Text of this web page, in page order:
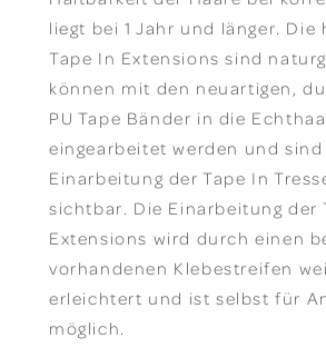
liegt bei 1 Jahr und länger. Die
Tape In Extensions sind
können mit den neuartigen,
PU Tape Bänder in die
eingearbeitet werden und
Einarbeitung der Tape In
sichtbar. Die Einarbeitung der
Extensions wird durch einen
vorhandenen Klebestreifen
erleichtert und ist selbst für
möglich.